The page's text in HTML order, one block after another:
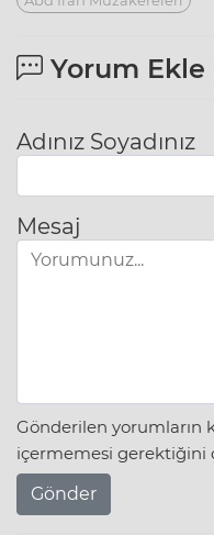
Yorum Ekle
Adınız Soyadınız
Mesaj
Gönderilen yorumların
içermemesi gerektiğini
Gönder